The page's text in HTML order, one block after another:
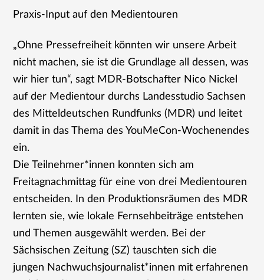
Praxis-Input auf den Medientouren
„Ohne Pressefreiheit könnten wir unsere Arbeit
nicht machen, sie ist die Grundlage all dessen, was
wir hier tun“, sagt MDR-Botschafter Nico Nickel
auf der Medientour durchs Landesstudio Sachsen
des Mitteldeutschen Rundfunks (MDR) und leitet
damit in das Thema des YouMeCon-Wochenendes
ein.
Die Teilnehmer*innen konnten sich am
Freitagnachmittag für eine von drei Medientouren
entscheiden. In den Produktionsräumen des MDR
lernten sie, wie lokale Fernsehbeiträge entstehen
und Themen ausgewählt werden. Bei der
Sächsischen Zeitung (SZ) tauschten sich die
jungen Nachwuchsjournalist*innen mit erfahrenen